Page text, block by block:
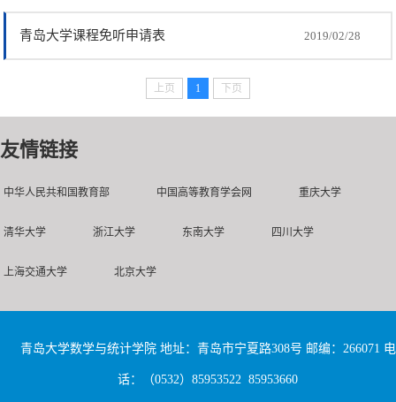
青岛大学课程免听申请表 2019/02/28
上页 1 下页
友情链接
中华人民共和国教育部 中国高等教育学会网 重庆大学
清华大学 浙江大学 东南大学 四川大学
上海交通大学 北京大学
青岛大学数学与统计学院 地址：青岛市宁夏路308号 邮编：266071 电
话：（0532）85953522 85953660